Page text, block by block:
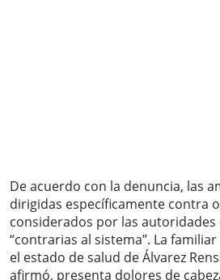
De acuerdo con la denuncia, las
dirigidas específicamente contra
considerados por las
“contrarias al sistema”. La
el estado de salud de Álvarez
afirmó, presenta dolores de